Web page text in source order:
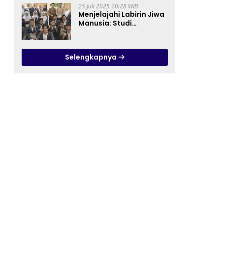
25 Juli 2025 20:28 WIB
Menjelajahi Labirin Jiwa
Manusia: Studi
Pandanaran di RSJ
Grhasia
Selengkapnya